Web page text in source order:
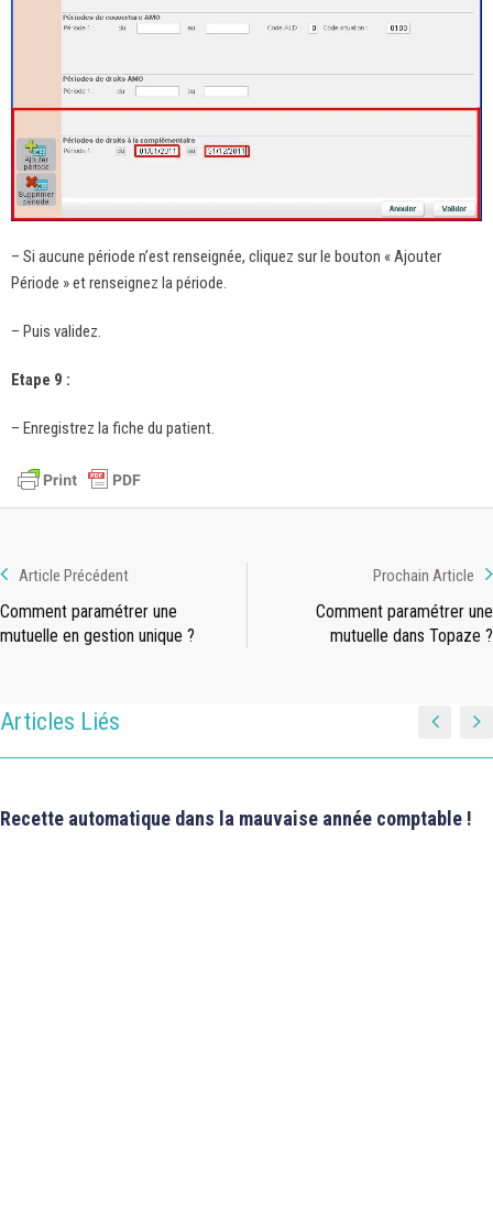
– Si aucune période n’est renseignée, cliquez sur le bouton « Ajouter
Période » et renseignez la période.
– Puis validez.
Etape 9 :
– Enregistrez la fiche du patient.
Article Précédent
Comment paramétrer une
mutuelle en gestion unique ?
Prochain Article
Comment paramétrer une
mutuelle dans Topaze ?
Articles Liés
Recette automatique dans la mauvaise année comptable !